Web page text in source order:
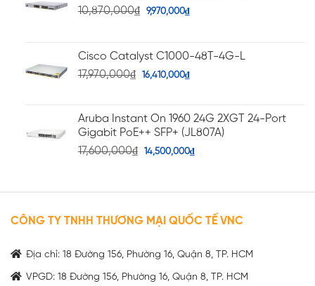
10,870,000₫ 9,970,000₫
Cisco Catalyst C1000-48T-4G-L
17,970,000₫ 16,410,000₫
Aruba Instant On 1960 24G 2XGT 24-Port
Gigabit PoE++ SFP+ (JL807A)
17,600,000₫ 14,500,000₫
CÔNG TY TNHH THƯƠNG MẠI QUỐC TẾ VNC
Địa chỉ: 18 Đường 156, Phường 16, Quận 8, TP. HCM
VPGD: 18 Đường 156, Phường 16, Quận 8, TP. HCM